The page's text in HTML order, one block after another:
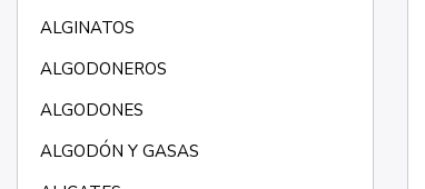
ALGINATOS
ALGODONEROS
ALGODONES
ALGODÓN Y GASAS